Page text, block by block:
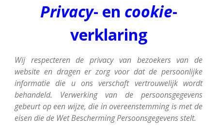
Privacy- en cookie-
verklaring
Wij respecteren de privacy van bezoekers van de
website en dragen er zorg voor dat de persoonlijke
informatie die u ons verschaft vertrouwelijk wordt
behandeld. Verwerking van de persoonsgegevens
gebeurt op een wijze, die in overeenstemming is met de
eisen die de Wet Bescherming Persoonsgegevens stelt.